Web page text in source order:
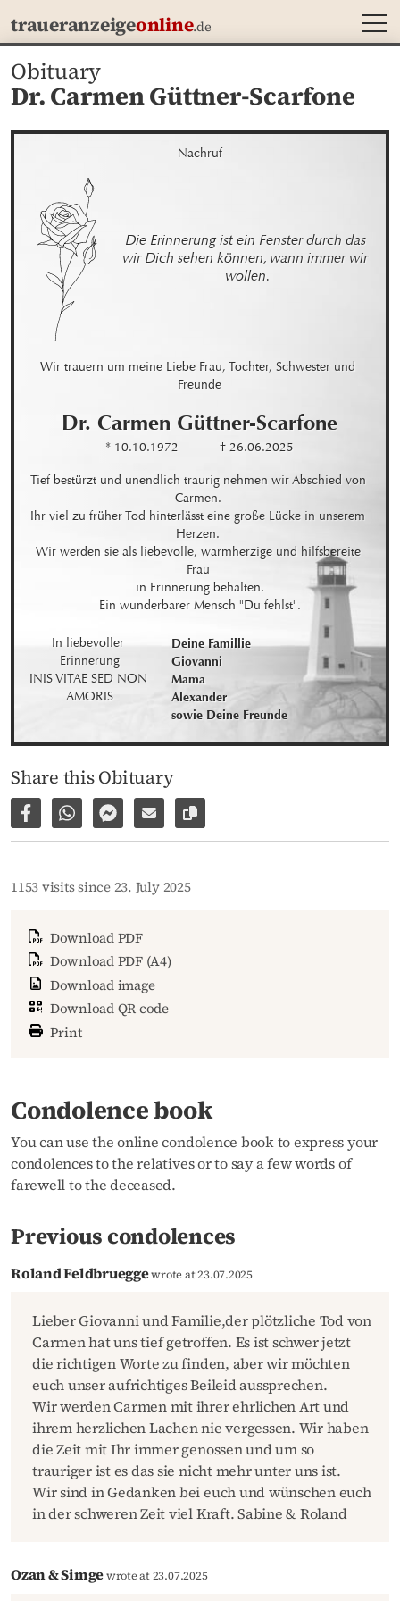
traueranzeigeonline.de
Obituary
Dr. Carmen Güttner-Scarfone
Nachruf
Die Erinnerung ist ein Fenster durch das
wir Dich sehen können, wann immer wir
wollen.
Wir trauern um meine Liebe Frau, Tochter, Schwester und
Freunde
Dr. Carmen Güttner-Scarfone
* 10.10.1972
† 26.06.2025
Tief bestürzt und unendlich traurig nehmen wir Abschied von
Carmen.
Ihr viel zu früher Tod hinterlässt eine große Lücke in unserem
Herzen.
Wir werden sie als liebevolle, warmherzige und hilfsbereite
Frau
in Erinnerung behalten.
Ein wunderbarer Mensch "Du fehlst".
In liebevoller
Erinnerung
INIS VITAE SED NON
AMORIS
Deine Famillie
Giovanni
Mama
Alexander
sowie Deine Freunde
Share this Obituary
Share on Facebook
Share via WhatsApp
Share via Facebook Messenger
Share via E-Mail
Copy link to page
1153 visits since 23. July 2025
Download PDF
Download PDF (A4)
Download image
Download QR code
Print
Condolence book
You can use the online condolence book to express your
condolences to the relatives or to say a few words of
farewell to the deceased.
Previous condolences
Roland Feldbrueggewrote at 23.07.2025
Lieber Giovanni und Familie,der plötzliche Tod von
Carmen hat uns tief getroffen. Es ist schwer jetzt
die richtigen Worte zu finden, aber wir möchten
euch unser aufrichtiges Beileid aussprechen.
Wir werden Carmen mit ihrer ehrlichen Art und
ihrem herzlichen Lachen nie vergessen. Wir haben
die Zeit mit Ihr immer genossen und um so
trauriger ist es das sie nicht mehr unter uns ist.
Wir sind in Gedanken bei euch und wünschen euch
in der schweren Zeit viel Kraft. Sabine & Roland
Ozan & Simgewrote at 23.07.2025